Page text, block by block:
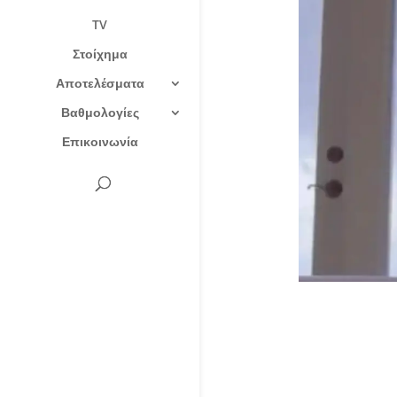
TV
Στοίχημα
Αποτελέσματα
Βαθμολογίες
Επικοινωνία